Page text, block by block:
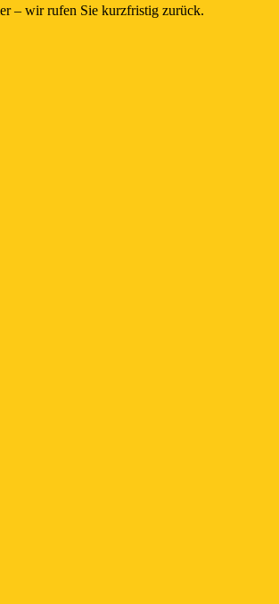
– wir rufen Sie kurzfristig zurück.